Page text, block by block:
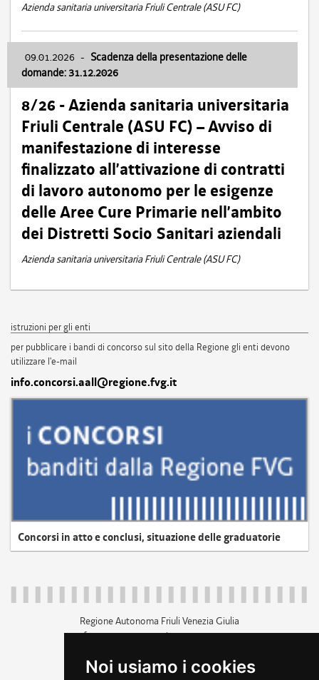
Noi usiamo i cookies
Azienda sanitaria universitaria Friuli Centrale (ASU FC)
09.01.2026 - Scadenza della presentazione delle
domande: 31.12.2026
8/26 - Azienda sanitaria universitaria
Friuli Centrale (ASU FC) – Avviso di
manifestazione di interesse
finalizzato all’attivazione di contratti
di lavoro autonomo per le esigenze
delle Aree Cure Primarie nell’ambito
dei Distretti Socio Sanitari aziendali
Azienda sanitaria universitaria Friuli Centrale (ASU FC)
istruzioni per gli enti
per pubblicare i bandi di concorso sul sito della Regione gli enti devono
utilizzare l'e-mail
info.concorsi.aall@regione.fvg.it
Concorsi in atto e conclusi, situazione delle graduatorie
Regione Autonoma Friuli Venezia Giulia
c.f. 80014930327; p.iva 00526040324
+39 040 3771111